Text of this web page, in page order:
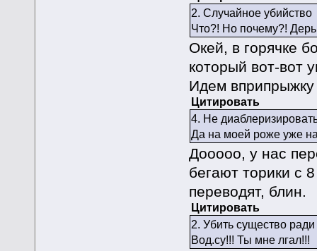
2. Случайное убийство
Что?! Но почему?!
Окей, в горячке
который вот-вот
Идем
Цитировать
4. Не
Да на моей роже уже
Дооооо, у нас
бегают торики с
переводят, блин.
Цитировать
2. Убить существо
Вод.су!!! Ты мне лгал!!!